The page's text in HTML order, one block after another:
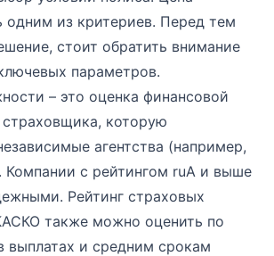
одним из критериев. Перед тем
стоит обратить внимание
параметров.
– это оценка финансовой
которую
агентства (например,
Компании с рейтингом ruА и выше
Рейтинг страховых
также можно оценить по
выплатах и средним срокам